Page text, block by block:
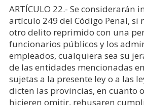
ARTÍCULO 22.- Se considerarán
artículo 249 del Código Penal, si
otro delito reprimido con una
funcionarios públicos y los
empleados, cualquiera sea su
de las entidades mencionadas
sujetas a la presente ley o a las
dicten las provincias, en cuanto
hicieren omitir, rehusaren